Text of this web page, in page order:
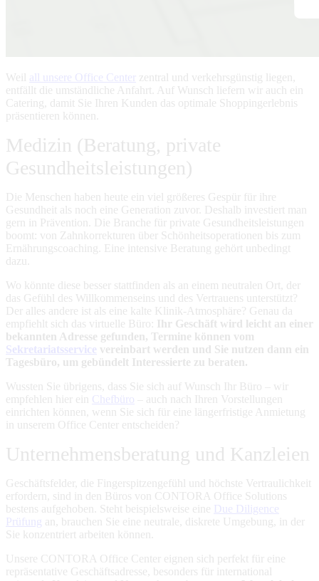
Weil all unsere Office Center
zentral und verkehrsgünstig liegen,
entfällt die umständliche Anfahrt. Auf Wunsch liefern wir auch ein
Catering, damit Sie Ihren Kunden das optimale Shoppingerlebnis
präsentieren können.
Medizin (Beratung, private
Gesundheitsleistungen)
Die Menschen haben heute ein viel größeres Gespür für ihre
Gesundheit als noch eine Generation zuvor. Deshalb investiert man
gern in Prävention. Die Branche für private Gesundheitsleistungen
boomt: von Zahnkorrekturen über Schönheitsoperationen bis zum
Ernährungscoaching. Eine intensive Beratung gehört unbedingt
dazu.
Wo könnte diese besser stattfinden als an einem neutralen Ort, der
das Gefühl des Willkommenseins und des Vertrauens unterstützt?
Der alles andere ist als eine kalte Klinik-Atmosphäre? Genau da
empfiehlt sich das virtuelle Büro:
Ihr Geschäft wird leicht an einer
bekannten Adresse gefunden, Termine können vom
Sekretariatsservice vereinbart werden und Sie nutzen dann ein
Tagesbüro, um gebündelt Interessierte zu beraten.
Wussten Sie übrigens, dass Sie sich auf Wunsch Ihr Büro – wir
empfehlen hier ein Chefbüro – auch nach Ihren Vorstellungen
einrichten können, wenn Sie sich für eine längerfristige Anmietung
in unserem Office Center entscheiden?
Unternehmensberatung und Kanzleien
Geschäftsfelder, die Fingerspitzengefühl und höchste Vertraulichkeit
erfordern, sind in den Büros von CONTORA Office Solutions
bestens aufgehoben. Steht beispielsweise eine Due Diligence
Prüfung an, brauchen Sie eine neutrale, diskrete Umgebung, in der
Sie konzentriert arbeiten können.
Unsere CONTORA Office Center eignen sich perfekt für eine
repräsentative Geschäftsadresse, besonders für international